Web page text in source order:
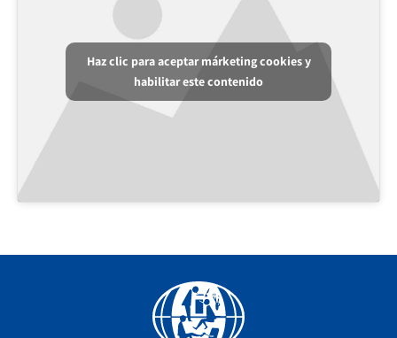
Haz clic para aceptar márketing cookies y
habilitar este contenido
Facebook
YouTube
Instagram